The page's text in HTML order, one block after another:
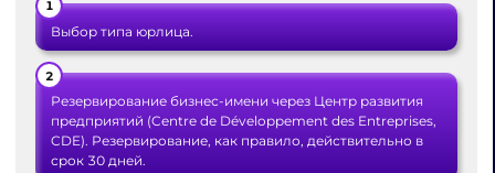
Выбор типа юрлица.
Резервирование бизнес-имени через Центр развития
предприятий (Centre de Développement des Entreprises,
CDE). Резервирование, как правило, действительно в
срок 30 дней.